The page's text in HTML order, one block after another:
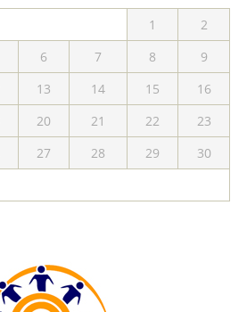
1
2
6 7 8
9
13 14 15
16
20 21 22
23
27 28 29
30